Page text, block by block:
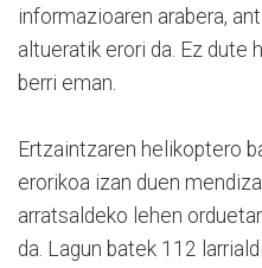
informazioaren arabera,
altueratik erori da. Ez dute
berri eman.
Ertzaintzaren helikoptero
erorikoa izan duen
arratsaldeko lehen
da. Lagun batek 112